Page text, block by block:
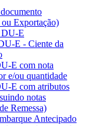
Exportação)
DU-E
E - Ciente da
E com nota
e/ou quantidade
E com atributos
notas
Remessa)
Antecipado